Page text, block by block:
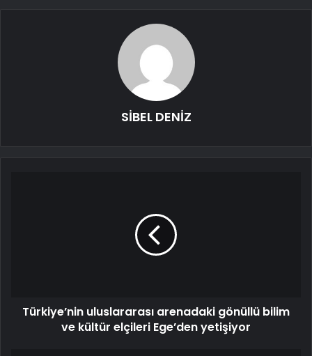
SİBEL DENİZ
Türkiye’nin uluslararası arenadaki gönüllü bilim
ve kültür elçileri Ege’den yetişiyor